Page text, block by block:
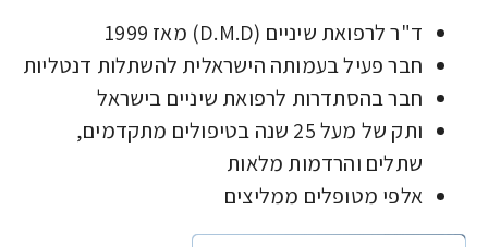
ד"ר לרפואת שיניים (D.M.D) מאז 1999
חבר פעיל בעמותה הישראלית להשתלות דנטליות
חבר בהסתדרות לרפואת שיניים בישראל
ותק של מעל 25 שנה בטיפולים מתקדמים,
שתלים והרדמות מלאות
אלפי מטופלים ממליצים